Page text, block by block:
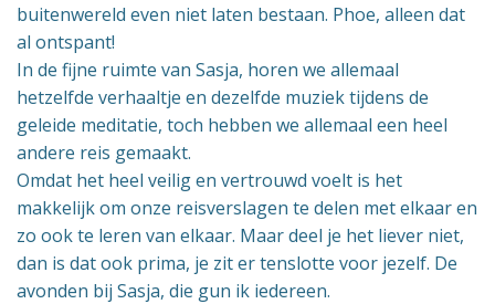
buitenwereld even niet laten bestaan. Phoe, alleen dat
al ontspant!
In de fijne ruimte van Sasja, horen we allemaal
hetzelfde verhaaltje en dezelfde muziek tijdens de
geleide meditatie, toch hebben we allemaal een heel
andere reis gemaakt.
Omdat het heel veilig en vertrouwd voelt is het
makkelijk om onze reisverslagen te delen met elkaar en
zo ook te leren van elkaar. Maar deel je het liever niet,
dan is dat ook prima, je zit er tenslotte voor jezelf. De
avonden bij Sasja, die gun ik iedereen.